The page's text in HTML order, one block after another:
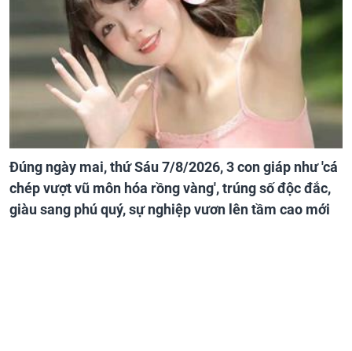
Đúng ngày mai, thứ Sáu 7/8/2026, 3 con giáp như 'cá
chép vượt vũ môn hóa rồng vàng', trúng số độc đắc,
giàu sang phú quý, sự nghiệp vươn lên tầm cao mới